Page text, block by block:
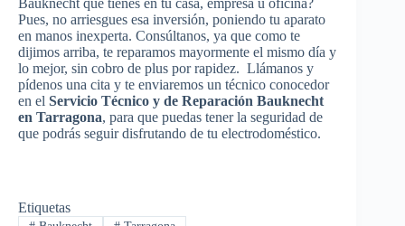
Pues, no arriesgues esa inversión, poniendo tu aparato
en manos inexperta. Consúltanos, ya que como te
dijimos arriba, te reparamos mayormente el mismo día y
lo mejor, sin cobro de plus por rapidez. Llámanos y
pídenos una cita y te enviaremos un técnico conocedor
en el Servicio Técnico y de Reparación Bauknecht
en Tarragona, para que puedas tener la seguridad de
que podrás seguir disfrutando de tu electrodoméstico.
Etiquetas